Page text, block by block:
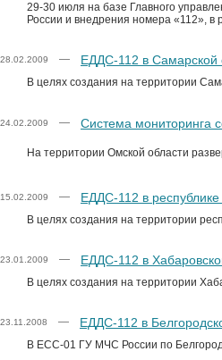
29-30 июля на базе Главного
России и внедрения номера «112»,
28.02.2009 — ЕДДС-112 в Самарской
В целях создания на территории
24.02.2009 — Система мониторинга
На территории Омской области
15.02.2009 — ЕДДС-112 в республике
В целях создания на территории
23.01.2009 — ЕДДС-112 в
В целях создания на территории
23.11.2008 — ЕДДС-112 в
В ЕСС-01 ГУ МЧС России по